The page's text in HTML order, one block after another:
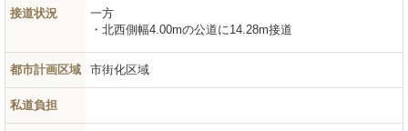
接道状況
一方
北西側幅4.00mの公道に14.28m接道
都市計画区域 市街化区域
私道負担